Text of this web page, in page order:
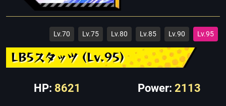
Lv.70 Lv.75 Lv.80 Lv.85 Lv.90 Lv.95
LB5スタッツ (Lv.95)
HP: 8621 Power: 2113